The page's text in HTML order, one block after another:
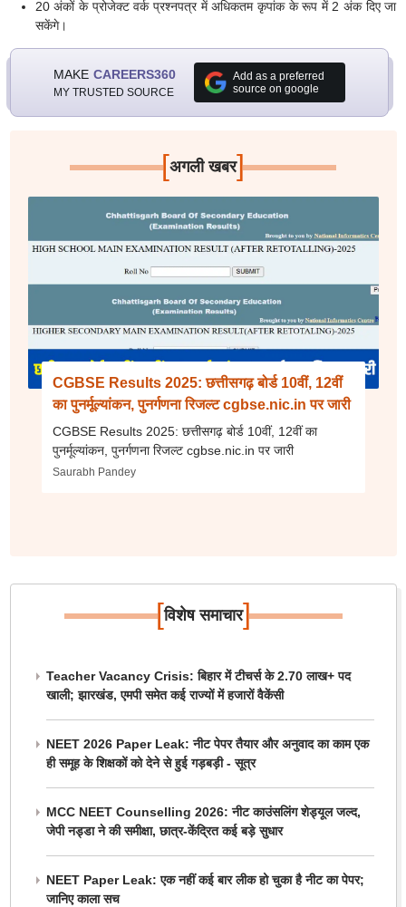
20 अंकों के प्रोजेक्ट वर्क प्रश्नपत्र में अधिकतम कृपांक के रूप में 2 अंक दिए जा
सकेंगे।
MAKE CAREERS360
MY TRUSTED SOURCE
Add as a preferred
source on google
[अगली खबर]
CGBSE Results 2025: छत्तीसगढ़ बोर्ड 10वीं, 12वीं
का पुनर्मूल्यांकन, पुनर्गणना रिजल्ट cgbse.nic.in पर जारी
CGBSE Results 2025: छत्तीसगढ़ बोर्ड 10वीं, 12वीं का
पुनर्मूल्यांकन, पुनर्गणना रिजल्ट cgbse.nic.in पर जारी
Saurabh Pandey
[विशेष समाचार]
Teacher Vacancy Crisis: बिहार में टीचर्स के 2.70 लाख+ पद
खाली; झारखंड, एमपी समेत कई राज्यों में हजारों वैकेंसी
NEET 2026 Paper Leak: नीट पेपर तैयार और अनुवाद का काम एक
ही समूह के शिक्षकों को देने से हुई गड़बड़ी - सूत्र
MCC NEET Counselling 2026: नीट काउंसलिंग शेड्यूल जल्द,
जेपी नड्डा ने की समीक्षा, छात्र-केंद्रित कई बड़े सुधार
NEET Paper Leak: एक नहीं कई बार लीक हो चुका है नीट का पेपर;
जानिए काला सच